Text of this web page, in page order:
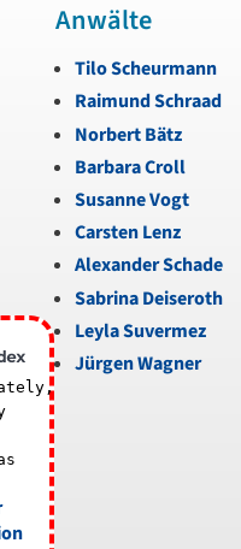
Anwälte
Tilo Scheurmann
Raimund Schraad
Norbert Bätz
Barbara Croll
Susanne Vogt
Carsten Lenz
Alexander Schade
Sabrina Deiseroth
Leyla Suvermez
Jürgen Wagner